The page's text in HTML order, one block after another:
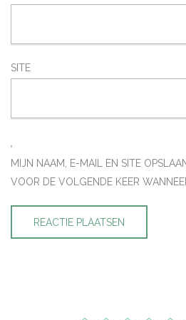
SITE
MIJN NAAM, E-MAIL EN SITE
VOOR DE VOLGENDE KEER